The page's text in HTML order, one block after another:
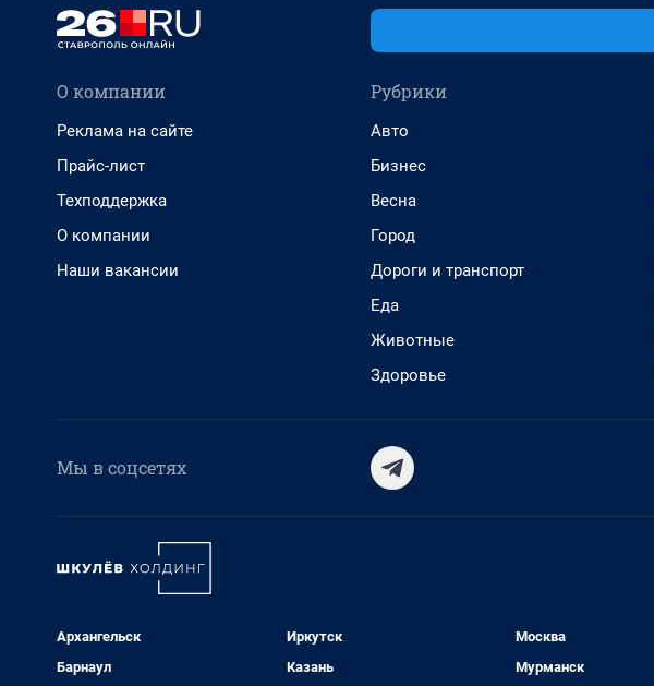
О компании
Реклама на сайте
Прайс-лист
Техподдержка
О компании
Наши вакансии
Рубрики
Авто
Бизнес
Весна
Город
Дороги и транспорт
Еда
Животные
Здоровье
Мы в соцсетях
Архангельск
Барнаул
Иркутск
Казань
Москва
Мурманск